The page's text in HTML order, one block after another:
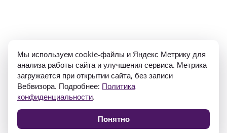
ИП Гуляев Е.А. ОГРН 310784709900570 ИНН
781020474307
Политика конфиденциальности
Мы используем cookie-файлы и Яндекс Метрику для
анализа работы сайта и улучшения сервиса. Метрика
загружается при открытии сайта, без записи
Вебвизора. Подробнее: Политика
конфиденциальности.
Понятно